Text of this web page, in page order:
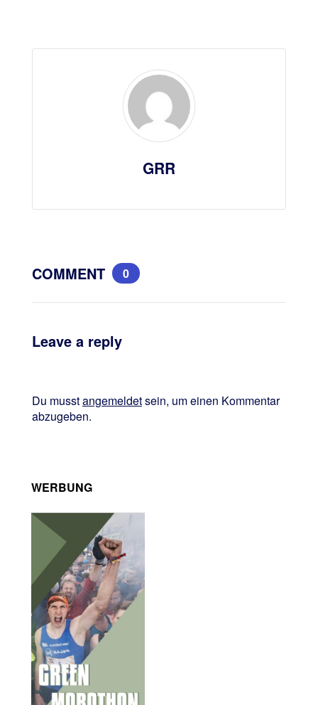
GRR
COMMENT 0
Leave a reply
Du musstangemeldetsein, um einen Kommentar
abzugeben.
WERBUNG